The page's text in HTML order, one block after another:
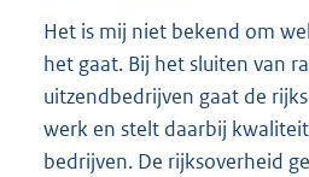
Het is mij niet bekend om
het gaat. Bij het sluiten van
uitzendbedrijven gaat de
werk en stelt daarbij
bedrijven. De rijksoverheid